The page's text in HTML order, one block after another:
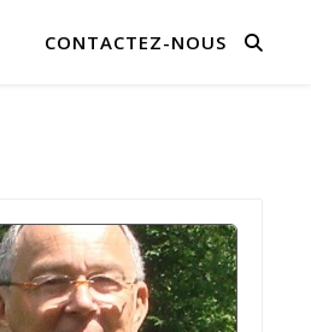
CONTACTEZ-NOUS